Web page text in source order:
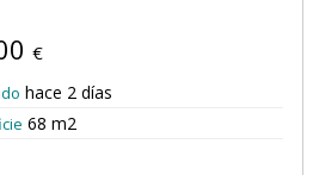
€
hace 2 días
68 m2